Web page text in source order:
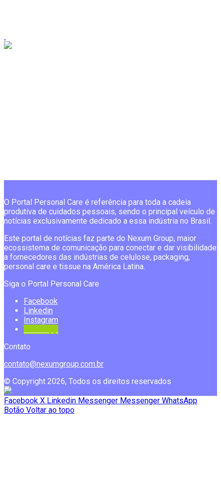
O Portal Personal Care é referência para toda a cadeia
produtiva de cuidados pessoais, sendo o principal veículo de
notícias exclusivamente dedicado a essa indústria no Brasil.
Este portal de notícias faz parte do Nexum Group, maior
ecossistema de comunicação para conectar e dar visibilidade
a fornecedores das indústrias de celulose, packaging,
personal care e tissue na América Latina.
Siga o Portal Personal Care
Facebook
Linkedin
Instagram
Contato
contato@nexumgroup.com.br
© Copyright 2026, Todos os direitos reservados
Facebook X Linkedin Messenger Messenger WhatsApp
Botão Voltar ao topo